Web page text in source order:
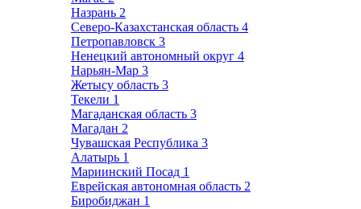
Назрань 2
Северо-Казахстанская область 4
Петропавловск 3
Ненецкий автономный округ 4
Нарьян-Мар 3
Жетысу область 3
Текели 1
Магаданская область 3
Магадан 2
Чувашская Республика 3
Алатырь 1
Мариинский Посад 1
Еврейская автономная область 2
Биробиджан 1